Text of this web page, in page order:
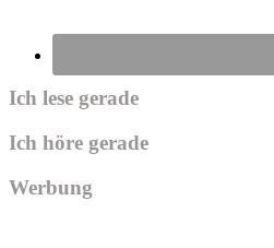
Ich lese gerade
Ich höre gerade
Werbung